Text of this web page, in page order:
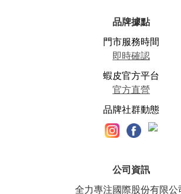
品牌據點
門市服務時間
即時確認
蝦皮官方平台
官方直營
品牌社群動態
公司資訊
全力專注國際股份有限公